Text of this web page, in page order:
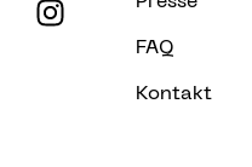
FAQ
Kontakt